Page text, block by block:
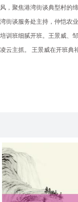
风，聚焦港湾街谈典型村的
湾街谈服务处主持，仲恺农
培训班细腻开班。王景威、
凌云主抓。 王景威在开班典